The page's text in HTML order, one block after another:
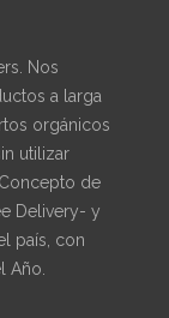
Nos
a larga
orgánicos
utilizar
de
Delivery- y
país, con
Año.